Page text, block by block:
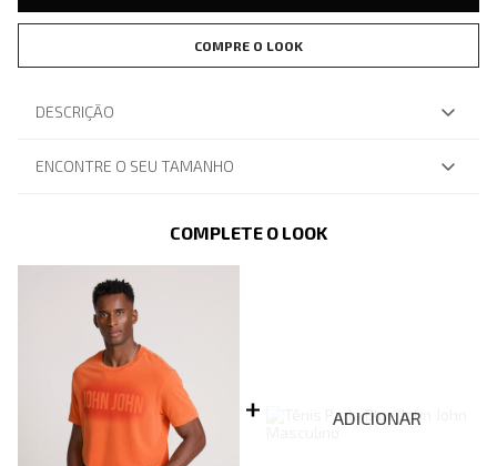
COMPRE O LOOK
DESCRIÇÃO
ENCONTRE O SEU TAMANHO
COMPLETE O LOOK
ADICIONAR